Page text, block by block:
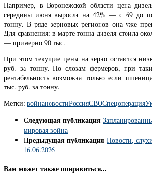
Например, в Воронежской области цена
середины июня выросла на 42% — с 69 до
тонну. В ряде зерновых регионов она уже
Для сравнения: в марте тонна дизеля стоила
— примерно 90 тыс.
При этом текущие цены на зерно остаются
руб. за тонну. По словам фермеров, при
рентабельность возможна только если
тыс. руб. за тонну.
Метки: войнановостиРоссияСВОСпецоперация
Следующая публикация
мировая война
Предыдущая публикация Новости,
16.06.2026
Вам может также понравиться...